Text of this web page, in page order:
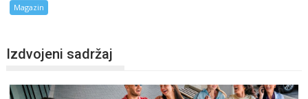
Magazin
Izdvojeni sadržaj